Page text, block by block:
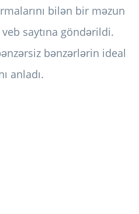
bilən bir məzun
saytına göndərildi.
bənzərlərin ideal
anladı.